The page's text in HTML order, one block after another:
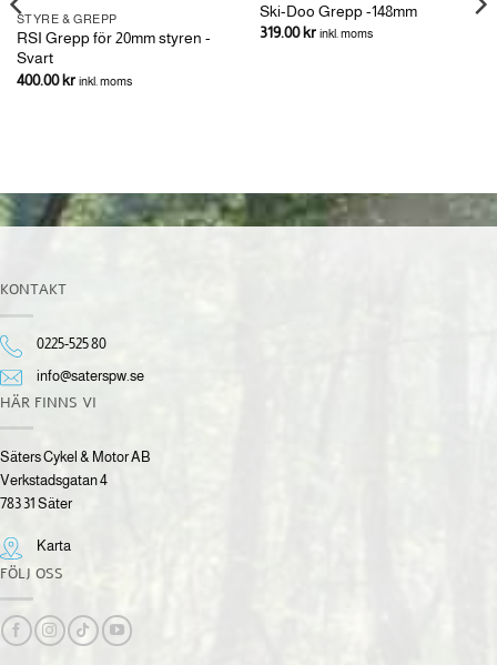
STYRE & GREPP
RSI Grepp för 20mm styren -
Svart
400.00kr inkl. moms
Ski-Doo Grepp -148mm
319.00kr inkl. moms
KONTAKT
0225-525 80
info@saterspw.se
HÄR FINNS VI
Säters Cykel & Motor AB
Verkstadsgatan 4
783 31 Säter
Karta
FÖLJ OSS